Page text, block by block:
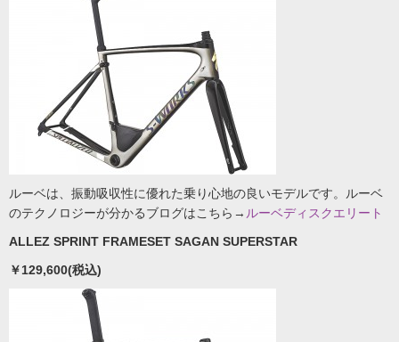
ルーベは、振動吸収性に優れた乗り心地の良いモデルです。ルーベ
のテクノロジーが分かるブログはこちら→ ルーベディスクエリート
ALLEZ SPRINT FRAMESET SAGAN SUPERSTAR
￥129,600(税込)